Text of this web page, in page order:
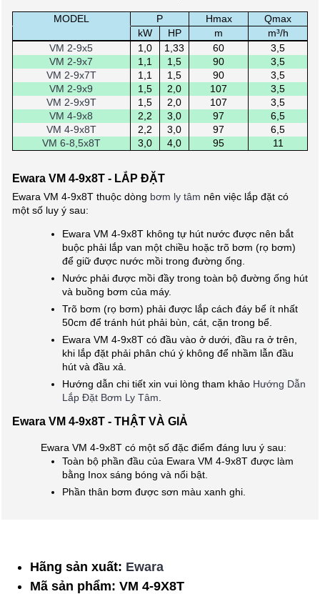
MODEL P Hmax
Qmax
kW HP m
m³/h
VM 2-9x5
1,0 1,33 60
3,5
VM 2-9x7
1,1 1,5 90
3,5
VM 2-9x7T
1,1 1,5 90
3,5
VM 2-9x9
1,5 2,0 107
3,5
VM 2-9x9T
1,5 2,0 107
3,5
VM 4-9x8
2,2 3,0 97
6,5
VM 4-9x8T
2,2 3,0 97
6,5
VM 6-8,5x8T
3,0 4,0 95 11
Ewara VM 4-9x8T - LẮP ĐẶT
Ewara VM 4-9x8T thuộc dòng bơm ly tâm nên việc lắp đặt có
một số luy ý sau:
Ewara VM 4-9x8T không tự hút nước được nên bắt
buộc phải lắp van một chiều hoặc trõ bơm (rọ bơm)
để giữ được nước mồi trong đường ống.
Nước phải được mồi đầy trong toàn bộ đường ống hút
và buồng bơm của máy.
Trõ bơm (rọ bơm) phải được lắp cách đáy bể ít nhất
50cm để tránh hút phải bùn, cát, cặn trong bể.
Ewara VM 4-9x8T có đầu vào ở dưới, đầu ra ở trên,
khi lắp đặt phải phân chú ý không để nhầm lẫn đầu
hút và đầu xả.
Hướng dẫn chi tiết xin vui lòng tham khảo Hướng Dẫn
Lắp Đặt Bơm Ly Tâm
Ewara VM 4-9x8T - THẬT VÀ GIẢ
Ewara VM 4-9x8T có một số đặc điểm đáng lưu ý sau:
Toàn bộ phần đầu của Ewara VM 4-9x8T được làm
bằng Inox sáng bóng và nổi bật.
Phần thân bơm được sơn màu xanh ghi.
Hãng sản xuất: Ewara
Mã sản phẩm: VM 4-9X8T